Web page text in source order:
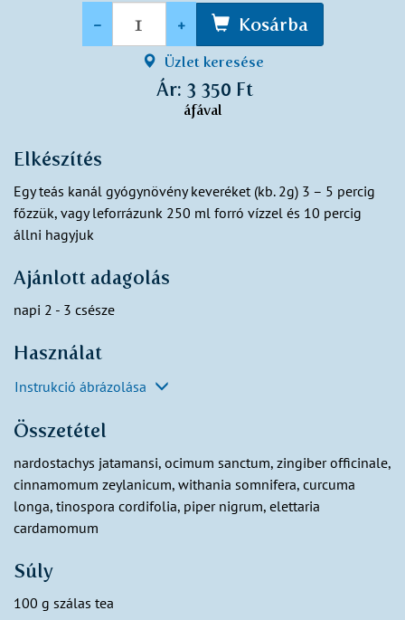
- + Kosárba
Üzlet keresése
Ár: 3 350 Ft
áfával
Elkészítés
Egy teás kanál gyógynövény keveréket (kb. 2g) 3 – 5 percig
főzzük, vagy leforrázunk 250 ml forró vízzel és 10 percig
állni hagyjuk
Ajánlott adagolás
napi 2 - 3 csésze
Használat
Instrukció ábrázolása
Összetétel
nardostachys jatamansi, ocimum sanctum, zingiber officinale,
cinnamomum zeylanicum, withania somnifera, curcuma
longa, tinospora cordifolia, piper nigrum, elettaria
cardamomum
Súly
100 g szálas tea